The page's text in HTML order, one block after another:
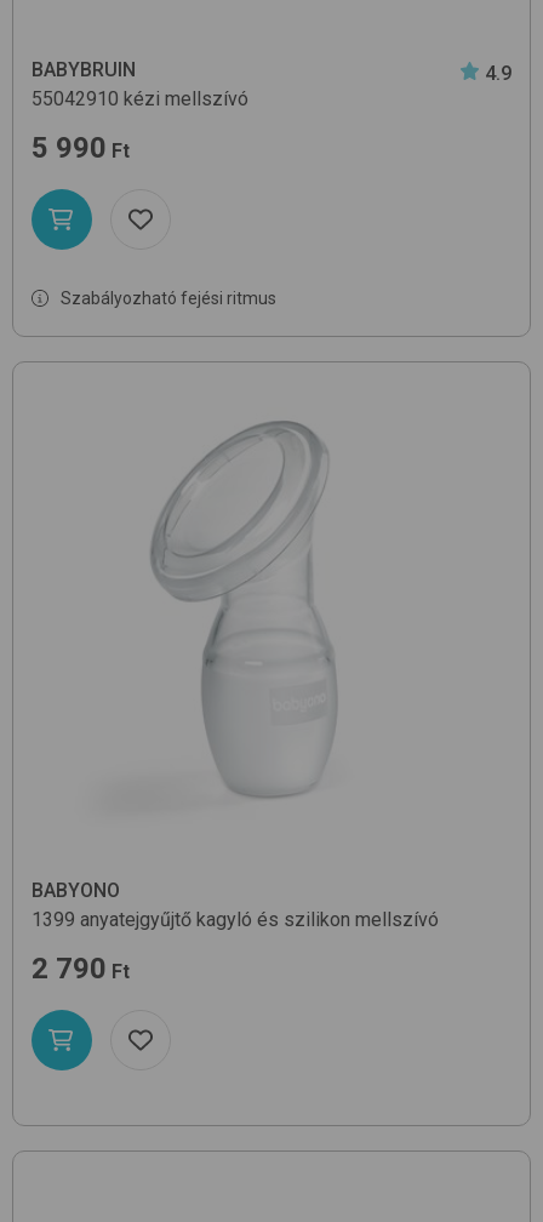
BABYBRUIN
4.9
55042910 kézi mellszívó
5 990 Ft
Szabályozható fejési ritmus
BABYONO
1399 anyatejgyűjtő kagyló és szilikon mellszívó
2 790 Ft